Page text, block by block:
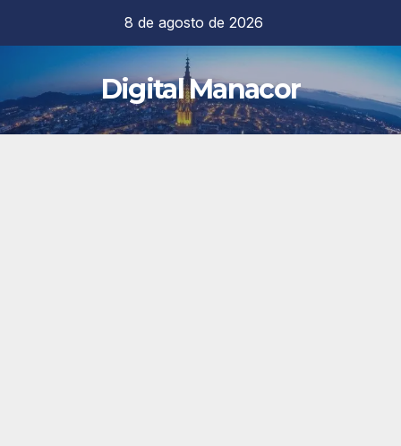
contenido
8 de agosto de 2026
Digital Manacor